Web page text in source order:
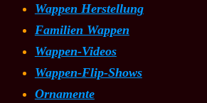
Wappen Herstellung
Familien Wappen
Wappen-Videos
Wappen-Flip-Shows
Ornamente